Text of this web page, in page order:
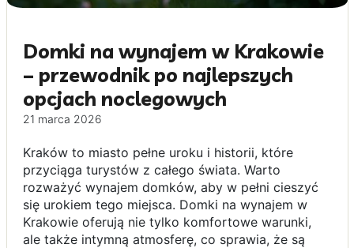
Domki na wynajem w Krakowie
– przewodnik po najlepszych
opcjach noclegowych
21 marca 2026
Kraków to miasto pełne uroku i historii, które
przyciąga turystów z całego świata. Warto
rozważyć wynajem domków, aby w pełni cieszyć
się urokiem tego miejsca. Domki na wynajem w
Krakowie oferują nie tylko komfortowe warunki,
ale także intymną atmosferę, co sprawia, że są